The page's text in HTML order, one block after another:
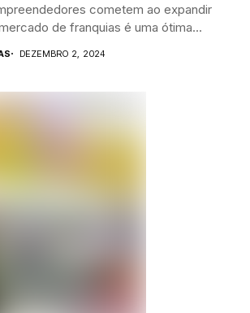
cometem ao expandir
de franquias é uma ótima...
DEZEMBRO 2, 2024